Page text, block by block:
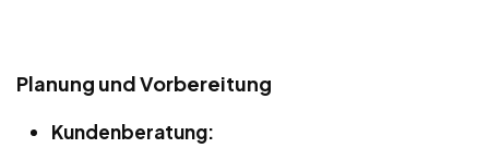
Planung und Vorbereitung
Kundenberatung: